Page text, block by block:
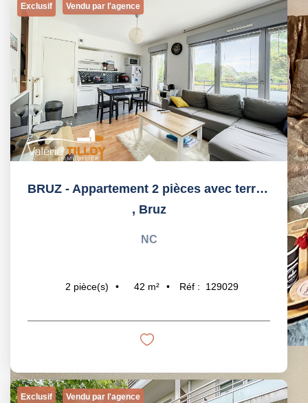
Exclusif Vendu par l'agence
BRUZ - Appartement 2 pièces avec terrasse et garage
, Bruz
NC
2 pièce(s) 42 m² Réf : 129029
Exclusif Vendu par l'agence